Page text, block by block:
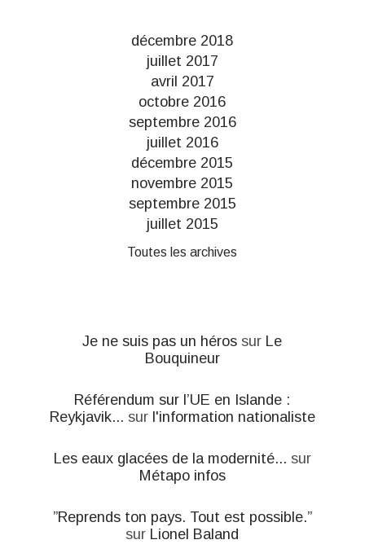
décembre 2018
juillet 2017
avril 2017
octobre 2016
septembre 2016
juillet 2016
décembre 2015
novembre 2015
septembre 2015
juillet 2015
Toutes les archives
Je ne suis pas un héros sur Le
Bouquineur
Référendum sur l’UE en Islande :
Reykjavik... sur l'information nationaliste
Les eaux glacées de la modernité... sur
Métapo infos
”Reprends ton pays. Tout est possible.”
sur Lionel Baland